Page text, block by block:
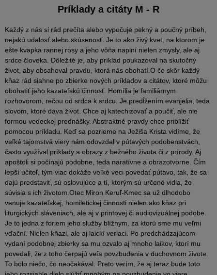
Príklady a citáty M - R
Každý z nás si rád prečíta alebo vypočuje pekný a poučný príbeh,
nejakú udalosť alebo skúsenosť. Je to ako živý kvet, na ktorom je
ešte kvapka rannej rosy a jeho vôňa naplní nielen zmysly, ale aj
srdce človeka. Dôležité je, aby príklad poukazoval na skutočný
život, aby obsahoval pravdu, ktorá nás obohatí.O čo skôr každý
kňaz rád siahne po zbierke nových príkladov a citátov, ktoré môžu
obohatiť jeho kazateľskú činnosť. Homília je familiárnym
rozhovorom, rečou od srdca k srdcu. Je predĺžením evanjelia, teda
slovom, ktoré dáva život. Chce aj katechizovať a poučiť, ale nie
formou vedeckej prednášky. Abstraktné pravdy chce priblížiť
pomocou príkladu. Keď sa pozrieme na Ježiša Krista vidíme, že
veľké tajomstvá viery nám odovzdal v pútavých podobenstvách,
často využíval príklady a obrazy z bežného života či z prírody. Aj
apoštoli si počínajú podobne, teda naratívne a obrazotvorne. Čím
lepší učiteľ, tým viac dokáže veľké veci povedať pútavo, tak, že sa
dajú predstaviť, sú oslovujúce a tí, ktorým sú určené vidia, že
súvisia s ich životom.Otec Miron Keruľ-Kmec sa už dlhodobo
venuje kazateľskej, homiletickej činnosti nielen ako kňaz pri
liturgických sláveniach, ale aj v printovej či audiovizuálnej podobe.
Je to jedna z foriem jeho služby blížnym, za ktorú sme mu veľmi
vďační. Nielen kňazi, ale aj laickí veriaci. Po predchádzajúcom
vydaní podobnej zbierky sa mu ozvalo aj mnoho laikov, ktorí mu
povedali, že z toho čerpajú veľa povzbudenia v duchovnom živote.
To bolo niečo, čo neočakával. Preto verím, že aj teraz bude toto